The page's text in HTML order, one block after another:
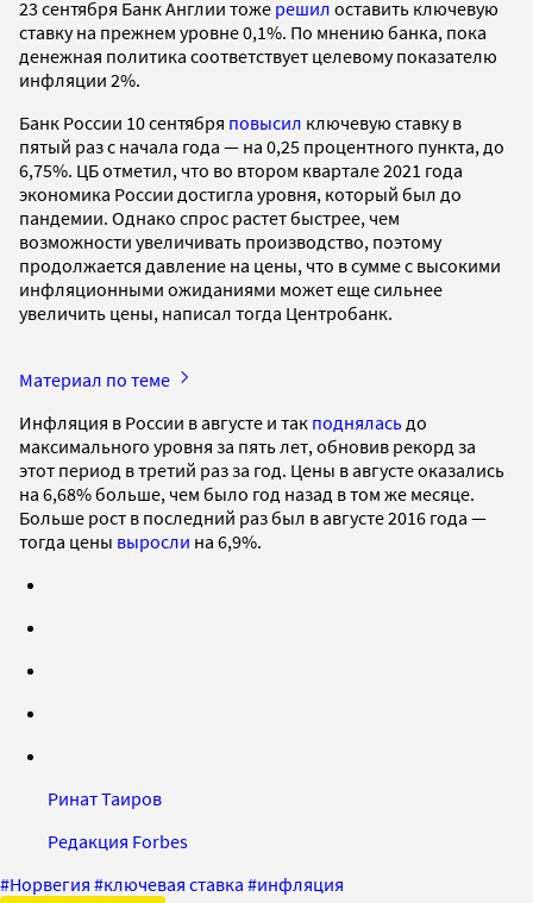
23 сентября Банк Англии тоже решил оставить ключевую
ставку на прежнем уровне 0,1%. По мнению банка, пока
денежная политика соответствует целевому показателю
инфляции 2%.
Банк России 10 сентября повысил ключевую ставку в
пятый раз с начала года — на 0,25 процентного пункта, до
6,75%. ЦБ отметил, что во втором квартале 2021 года
экономика России достигла уровня, который был до
пандемии. Однако спрос растет быстрее, чем
возможности увеличивать производство, поэтому
продолжается давление на цены, что в сумме с высокими
инфляционными ожиданиями может еще сильнее
увеличить цены, написал тогда Центробанк.
Материал по теме
Инфляция в России в августе и так поднялась до
максимального уровня за пять лет, обновив рекорд за
этот период в третий раз за год. Цены в августе оказались
на 6,68% больше, чем было год назад в том же месяце.
Больше рост в последний раз был в августе 2016 года —
тогда цены выросли на 6,9%.
Ринат Таиров
Редакция Forbes
#Норвегия #ключевая ставка #инфляция